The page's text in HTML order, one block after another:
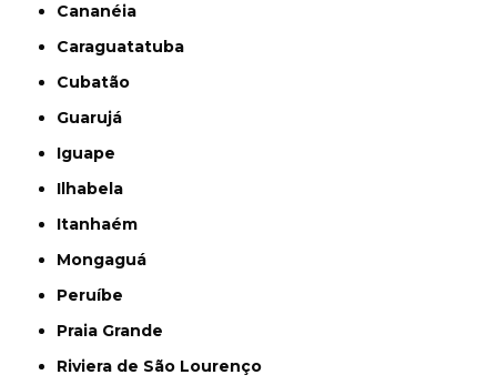
Cananéia
Caraguatatuba
Cubatão
Guarujá
Iguape
Ilhabela
Itanhaém
Mongaguá
Peruíbe
Praia Grande
Riviera de São Lourenço